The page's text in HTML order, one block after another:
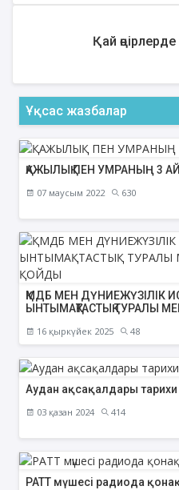
Қай
Ұқсас жазбалар
ҚАЖЫЛЫҚ ПЕН УМРАНЫҢ 3
07 маусым 2022 630
ҚМДБ МЕН ДҮНИЕЖҮЗІЛІК
ЫНТЫМАҚТАСТЫҚ ТУРАЛЫ
16 қыркүйек 2025 48
Аудан ақсақалдары
03 қазан 2024 414
РАТТ мүшесі радиода